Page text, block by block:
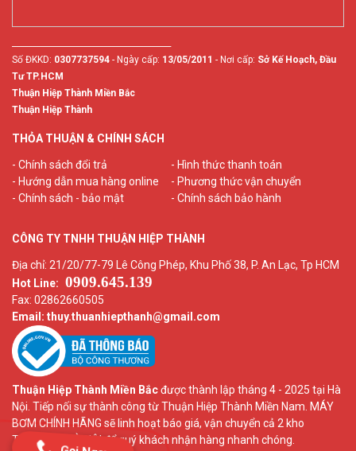
Số ĐKKD: 0307737594 - Ngày cấp: 13/05/2011 - Nơi cấp: Sở Kế Hoạch, Đầu
Tư TP.HCM
Thuận Hiệp Thành Miền Bắc
Thuận Hiệp Thành
THỎA THUẬN & CHÍNH SÁCH
- Chính sách đổi trả
- Hình thức thanh toán
- Hướng dẫn mua hàng online
- Phương thức vận chuyển
- Chính sách - bảo mật
- Chính sách bảo hành
CÔNG TY TNHH THUẬN HIỆP THÀNH
Địa chỉ: 21/20/77-79 Lê Công Phép, Khu Phố 38, P. An Lạc, Tp HCM
Hot Line: 0909.645.139
Fax: 02862660505
Email: thuy.thuanhiepthanh@gmail.com
Thuận Hiệp Thành Miền Bắcđược thành lập tháng 4 - 2025 tại Hà
Nội. Tiếp nối sự thành công từ Thuận Hiệp Thành Miền Nam. MÁY
BƠM CHÍNH HÃNG sẽ linh hoạt báo giá, vận chuyển cả 2 kho
TPHCM và HÀ NỘI để quý khách nhận hàng nhanh chóng.